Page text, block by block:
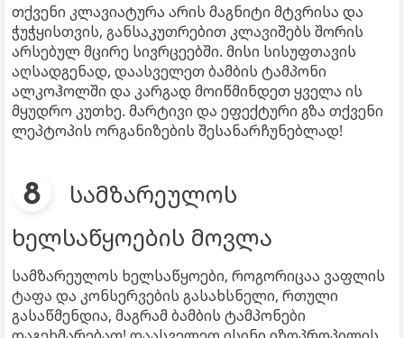
თქვენი კლავიატურა არის მაგნიტი მტვრისა და
ჭუჭყისთვის, განსაკუთრებით კლავიშებს შორის
არსებულ მცირე სივრცეებში. მისი სისუფთავის
აღსადგენად, დაასველეთ ბამბის ტამპონი
ალკოჰოლში და კარგად მოიწმინდეთ ყველა ის
მყუდრო კუთხე. მარტივი და ეფექტური გზა თქვენი
ლეპტოპის ორგანიზების შესანარჩუნებლად!
სამზარეულოს
ხელსაწყოების მოვლა
სამზარეულოს ხელსაწყოები, როგორიცაა ვაფლის
ტაფა და კონსერვების გასახსნელი, რთული
გასაწმენდია, მაგრამ ბამბის ტამპონები